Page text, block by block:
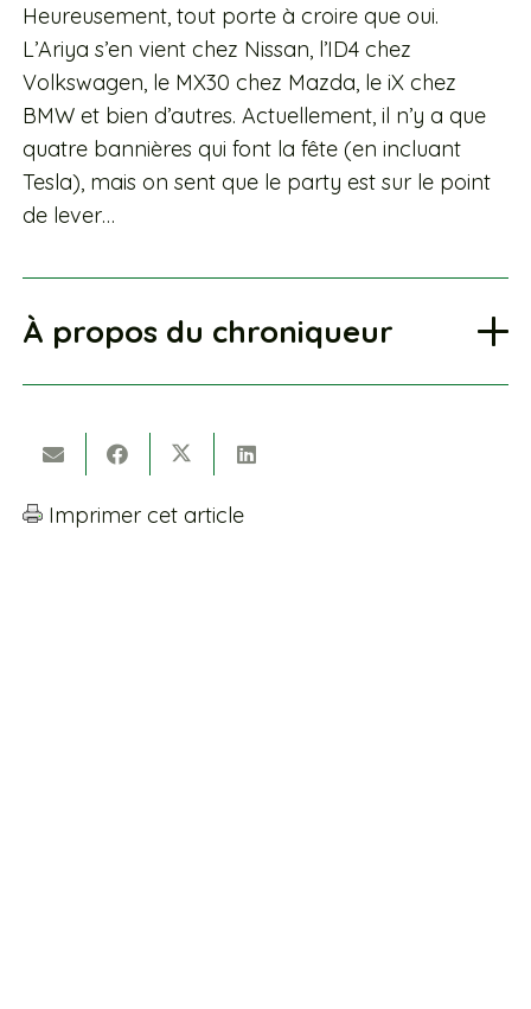
Heureusement, tout porte à croire que oui.
L’Ariya s’en vient chez Nissan, l’ID4 chez
Volkswagen, le MX30 chez Mazda, le iX chez
BMW et bien d’autres. Actuellement, il n’y a que
quatre bannières qui font la fête (en incluant
Tesla), mais on sent que le party est sur le point
de lever…
À propos du chroniqueur
Imprimer cet article